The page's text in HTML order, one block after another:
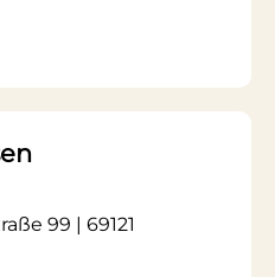
99 | 69121